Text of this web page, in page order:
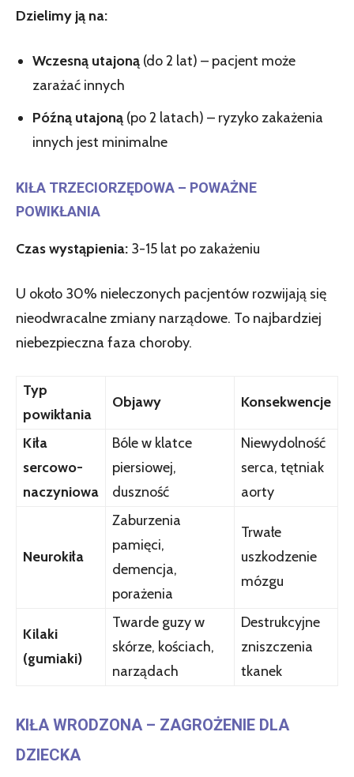
Dzielimy ją na:
Wczesną utajoną (do 2 lat) – pacjent może
zarażać innych
Późną utajoną (po 2 latach) – ryzyko zakażenia
innych jest minimalne
KIŁA TRZECIORZĘDOWA – POWAŻNE
POWIKŁANIA
Czas wystąpienia: 3-15 lat po zakażeniu
U około 30% nieleczonych pacjentów rozwijają się
nieodwracalne zmiany narządowe. To najbardziej
niebezpieczna faza choroby.
Typ
powikłania
Objawy Konsekwencje
Kiła
sercowo-
naczyniowa
Bóle w klatce
piersiowej,
duszność
Niewydolność
serca, tętniak
aorty
Neurokiła
Zaburzenia
pamięci,
demencja,
porażenia
Trwałe
uszkodzenie
mózgu
Kilaki
(gumiaki)
Twarde guzy w
skórze, kościach,
narządach
Destrukcyjne
zniszczenia
tkanek
KIŁA WRODZONA – ZAGROŻENIE DLA
DZIECKA